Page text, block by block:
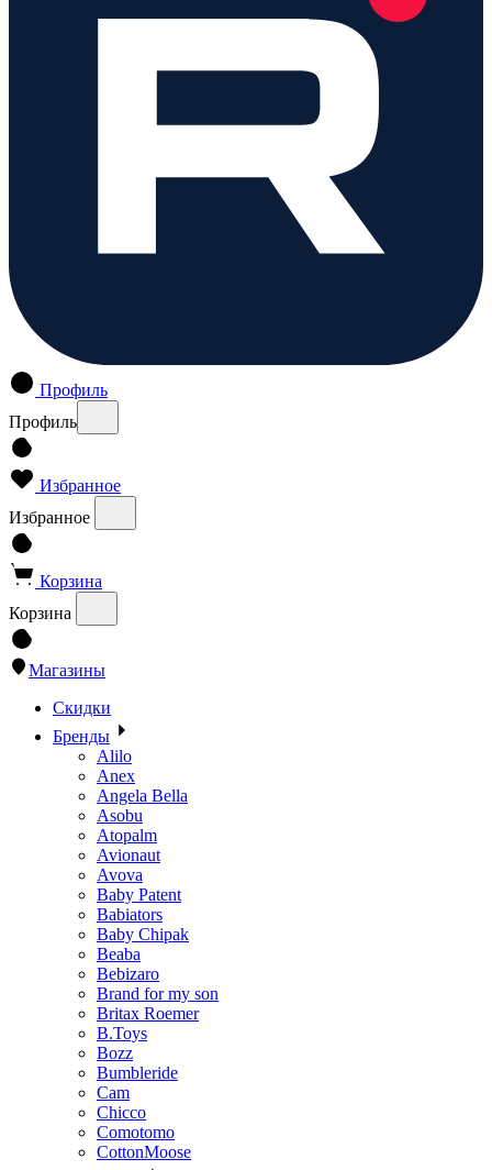
Профиль
Профиль
Избранное
Избранное
Корзина
Корзина
Магазины
Скидки
Бренды
Alilo
Anex
Angela Bella
Asobu
Atopalm
Avionaut
Avova
Baby Patent
Babiators
Baby Chipak
Beaba
Bebizaro
Brand for my son
Britax Roemer
B.Toys
Bozz
Bumbleride
Cam
Chicco
Comotomo
CottonMoose